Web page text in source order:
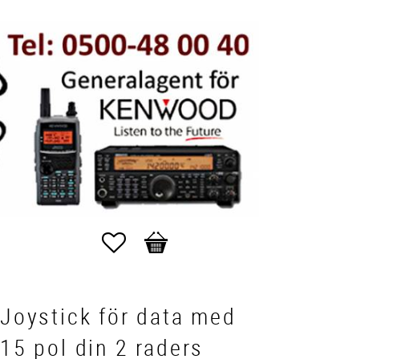
Favorites
Basket
Joystick för data med
15 pol din 2 raders